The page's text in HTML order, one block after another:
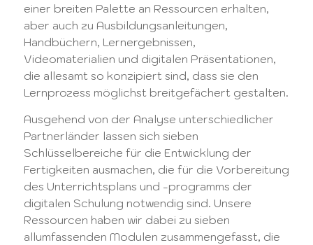
einer breiten Palette an Ressourcen erhalten,
aber auch zu Ausbildungsanleitungen,
Handbüchern, Lernergebnissen,
Videomaterialien und digitalen Präsentationen,
die allesamt so konzipiert sind, dass sie den
Lernprozess möglichst breitgefächert gestalten.
Ausgehend von der Analyse unterschiedlicher
Partnerländer lassen sich sieben
Schlüsselbereiche für die Entwicklung der
Fertigkeiten ausmachen, die für die Vorbereitung
des Unterrichtsplans und -programms der
digitalen Schulung notwendig sind. Unsere
Ressourcen haben wir dabei zu sieben
allumfassenden Modulen zusammengefasst, die